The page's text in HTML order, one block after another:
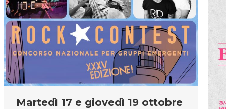
Martedì 17 e giovedì 19 ottobre